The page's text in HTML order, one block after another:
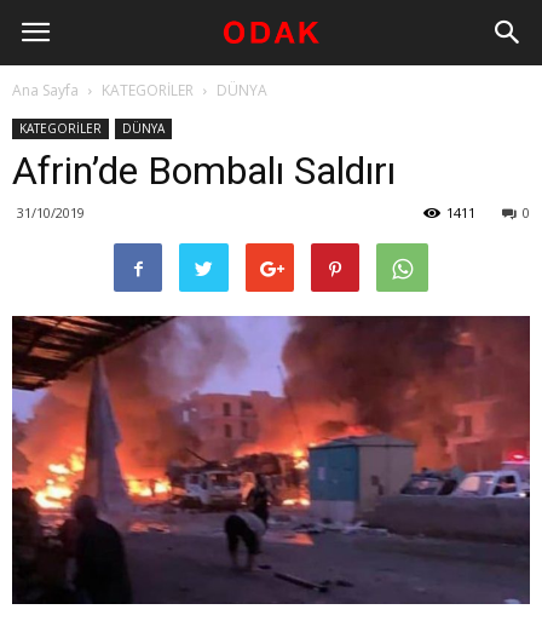
Ana Sayfa KATEGORİLER DÜNYA
KATEGORİLER DÜNYA
Afrin’de Bombalı Saldırı
31/10/2019 0
1411